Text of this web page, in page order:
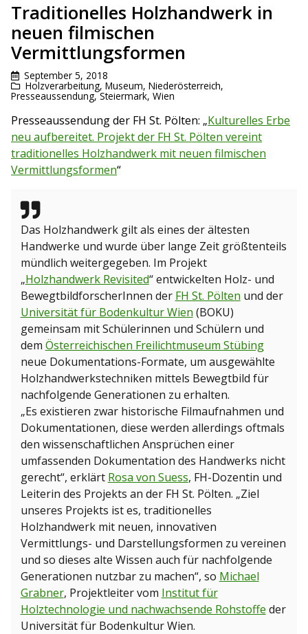
Traditionelles Holzhandwerk in
neuen filmischen
Vermittlungsformen
September 5, 2018
Holzverarbeitung, Museum, Niederösterreich,
Presseaussendung,Steiermark, Wien
Presseaussendung der FH St. Pölten: „Kulturelles Erbe
neu aufbereitet. Projekt der FH St. Pölten vereint
traditionelles Holzhandwerk mit neuen filmischen
Vermittlungsformen“
Das Holzhandwerk gilt als eines der ältesten
Handwerke und wurde über lange Zeit größtenteils
mündlich weitergegeben. Im Projekt
„Holzhandwerk Revisited“ entwickelten Holz- und
BewegtbildforscherInnen der FH St. Pölten und der
Universität für Bodenkultur Wien (BOKU)
gemeinsam mit Schülerinnen und Schülern und
dem Österreichischen Freilichtmuseum Stübing
neue Dokumentations-Formate, um ausgewählte
Holzhandwerkstechniken mittels Bewegtbild für
nachfolgende Generationen zu erhalten.
„Es existieren zwar historische Filmaufnahmen und
Dokumentationen, diese werden allerdings oftmals
den wissenschaftlichen Ansprüchen einer
umfassenden Dokumentation des Handwerks nicht
gerecht“, erklärt Rosa von Suess, FH-Dozentin und
Leiterin des Projekts an der FH St. Pölten. „Ziel
unseres Projekts ist es, traditionelles
Holzhandwerk mit neuen, innovativen
Vermittlungs- und Darstellungsformen zu vereinen
und so dieses alte Wissen auch für nachfolgende
Generationen nutzbar zu machen“, so Michael
Grabner, Projektleiter vom Institut für
Holztechnologie und nachwachsende Rohstoffe der
Universität für Bodenkultur Wien.